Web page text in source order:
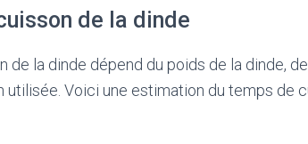
de la dinde
de la dinde dépend du poids de la dinde,
utilisée. Voici une estimation du temps de